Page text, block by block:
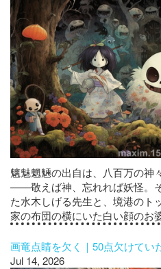
魑魅魍魎の出自は、八百万の神
——敬えば神、忘れれば妖怪。
た水木しげる先生と、境港のト
家の布団の横にいた白い顔のお
画竜点睛を欠く｜50点欠けてい
Jul 14, 2026